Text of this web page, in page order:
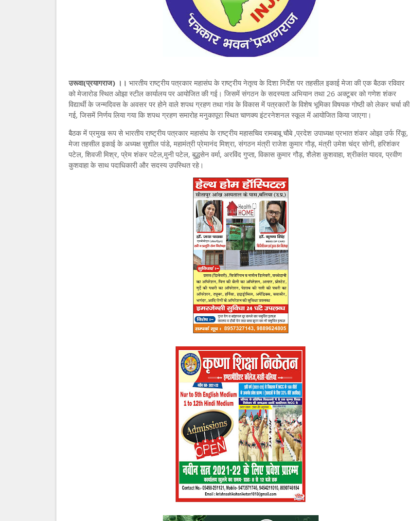
उरूवा(प्रयागराज) ।। भारतीय राष्ट्रीय पत्रकार महासंघ के राष्ट्रीय नेतृत्व के दिशा निर्देश पर तहसील इकाई मेजा की एक बैठक रविवार
को मेजारोड स्थित ओझा स्टील कार्यालय पर आयोजित की गई। जिसमें संगठन के सदस्यता अभियान तथा 26 अक्टूबर को गणेश शंकर
विद्यार्थी के जन्मदिवस के अवसर पर होने वाले शपथ ग्रहण तथा गांव के विकास में पत्रकारों के विशेष भूमिका विषयक गोष्ठी को लेकर चर्चा की
गई, जिसमें निर्णय लिया गया कि शपथ ग्रहण समारोह मनुकापूरा स्थित चाणक्य इंटरनेशनल स्कूल में आयोजित किया जाएगा।
बैठक में प्रमुख रूप से भारतीय राष्ट्रीय पत्रकार महासंघ के राष्ट्रीय महासचिव रामबाबू चौबे ,प्रदेश उपाध्यक्ष प्रभात शंकर ओझा उर्फ रिंकू,
मेजा तहसील इकाई के अध्यक्ष सुशील पांडे, महामंत्री प्रेमानंद मिश्रा, संगठन मंत्री राजेश कुमार गौड़, मंत्री उमेश चंद्र सोनी, हरिशंकर
पटेल, शिवजी मिश्र, प्रेम शंकर पटेल,मुनी पटेल, बुद्धसेन वर्मा, अरविंद गुप्ता, विकास कुमार गौड़, शैलेश कुशवाहा, श्रीकांत यादव, प्रवीण
कुशवाहा के साथ पदाधिकारी और सदस्य उपस्थित रहे।